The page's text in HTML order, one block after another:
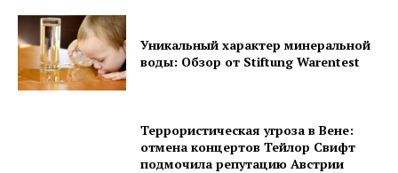
Контакты
Планы подписки
Мой аккаунт
Уникальный характер минеральной
воды: Обзор от Stiftung Warentest
Террористическая угроза в Вене:
отмена концертов Тейлор Свифт
подмочила репутацию Австрии